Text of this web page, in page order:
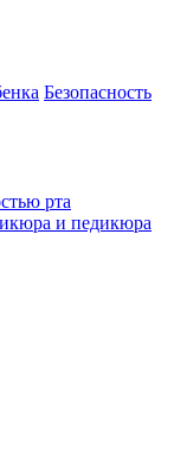
Безопасность
рта
и педикюра